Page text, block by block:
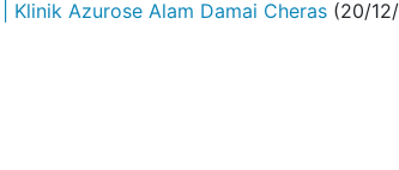
Klinik Azurose Alam Damai Cheras (20/